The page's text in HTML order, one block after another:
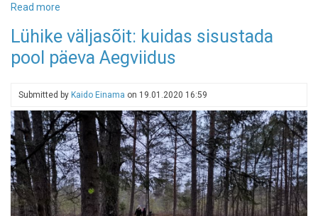
Read more
majas:
majutuselamuse
on
väikesed
majakesed
Lühike väljasõit: kuidas sisustada
pool päeva Aegviidus
Submitted by Kaido Einama on 19.01.2020 16:59